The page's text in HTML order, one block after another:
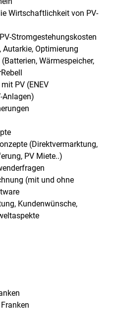
Wirtschaftlichkeit von PV-
Stromgestehungskosten
Autarkie, Optimierung
Wärmespeicher,
PV (ENEV
Anlagen)
(Direktvermarktung,
PV Miete..)
(mit und ohne
Kundenwünsche,